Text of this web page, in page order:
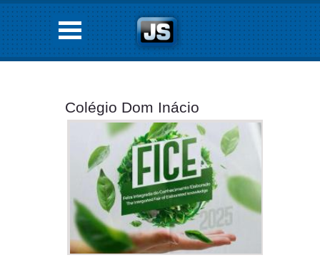
Colégio Dom Inácio